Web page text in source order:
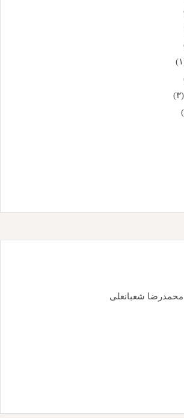
(۳)
شعبانعلی